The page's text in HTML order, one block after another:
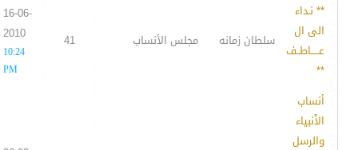
** نـداء
الى ال
عـــــاطــف
**
سلطان زمانه مجلس الأنساب 41
16-06-
2010
10:24
PM
أنساب
الاْنبياء
والرسل